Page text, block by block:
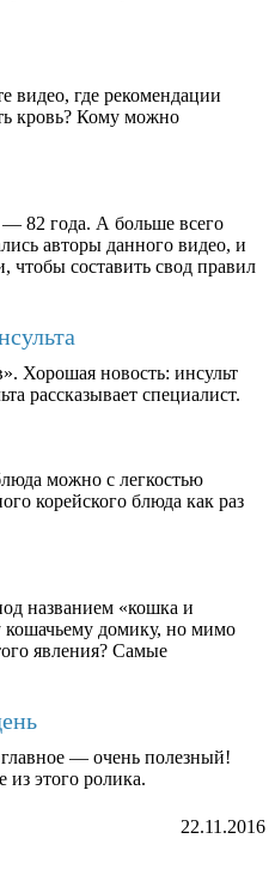
видео, где рекомендации
кровь? Кому можно
82 года. А больше всего
авторы данного видео, и
чтобы составить свод правил
Хорошая новость: инсульт
рассказывает специалист.
можно с легкостью
корейского блюда как раз
названием «кошка и
домику, но мимо
явления? Самые
— очень полезный!
из этого ролика.
22.11.2016